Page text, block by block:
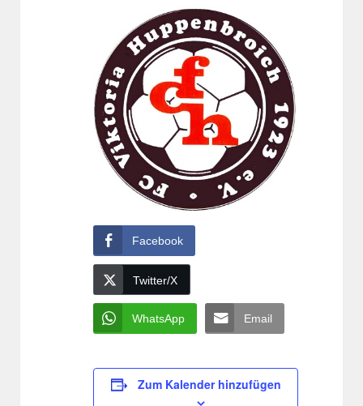
Facebook
Twitter/X
WhatsApp Email
Zum Kalender hinzufügen